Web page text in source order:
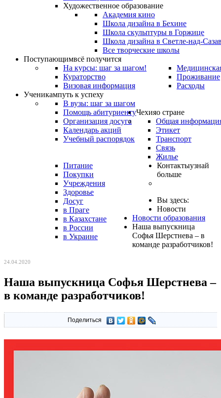
Художественное образование
Академия кино
Школа дизайна в Бехине
Школа скульптуры в Горжице
Школа дизайна в Светле-над-
Все творческие школы
Поступающимвсё получится
На курсы: шаг за шагом!
Кураторство
Визовая информация
Проживание
Расходы
Ученикампуть к успеху
В вузы: шаг за шагом
Помощь абитуриенту
Организация досуга
Календарь акций
Учебный распорядок
Чехияо стране
Общая
Этикет
Транспорт
Связь
Жилье
Питание
Покупки
Учреждения
Здоровье
Досуг
Контактыузнай
больше
в Праге
в Казахстане
в России
в Украине
Вы здесь:
Новости
Новости образования
Наша выпускница
Софья Шерстнева – в
команде разработчиков!
24.04.2020
Наша выпускница Софья Шерстнева –
в команде разработчиков!
Поделиться